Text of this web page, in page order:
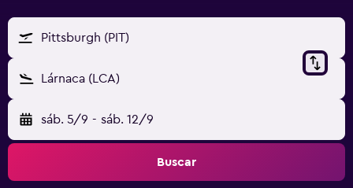
Pittsburgh (PIT)
Lárnaca (LCA)
sáb. 5/9 - sáb. 12/9
Buscar